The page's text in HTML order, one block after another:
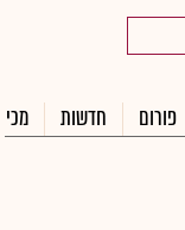
פורום חדשות